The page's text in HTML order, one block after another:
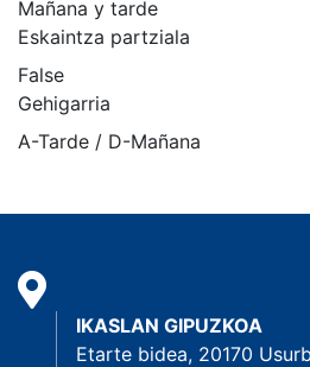
Mañana y tarde
Eskaintza partziala
False
Gehigarria
A-Tarde / D-Mañana
IKASLAN GIPUZKOA
Etarte bidea, 20170